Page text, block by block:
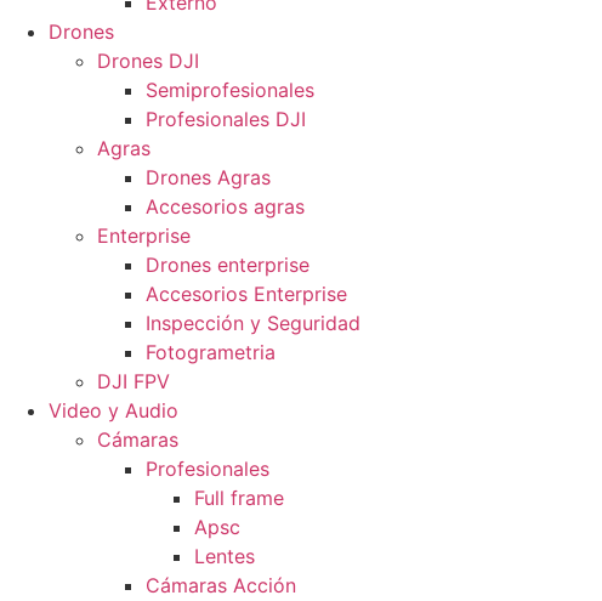
Drones
Drones DJI
Semiprofesionales
Profesionales DJI
Agras
Drones Agras
Accesorios agras
Enterprise
Drones enterprise
Accesorios Enterprise
Inspección y Seguridad
Fotogrametria
DJI FPV
Video y Audio
Cámaras
Profesionales
Full frame
Apsc
Lentes
Cámaras Acción